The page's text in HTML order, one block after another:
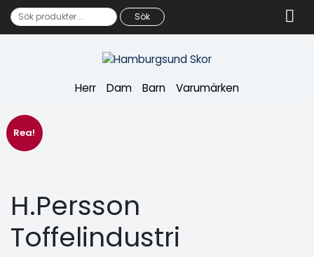
Sök efter: Sök
Herr Dam Barn Varumärken
Rea!
H.Persson
Toffelindustri